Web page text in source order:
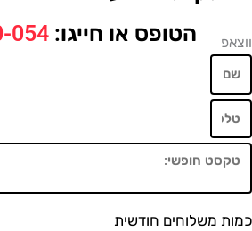
הטופס או חייגו:054
חודשית